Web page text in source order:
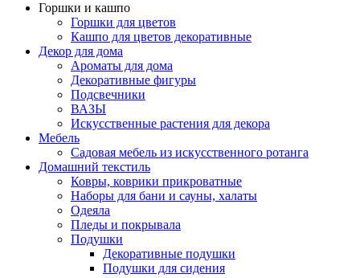
Горшки и кашпо
Горшки для цветов
Кашпо для цветов декоративные
Декор для дома
Ароматы для дома
Декоративные фигуры
Подсвечники
ВАЗЫ
Искусственные растения для декора
Мебель
Садовая мебель из искусственного ротанга
Домашний текстиль
Ковры, коврики прикроватные
Наборы для бани и сауны, халаты
Одеяла
Пледы и покрывала
Подушки
Декоративные подушки
Подушки для сидения